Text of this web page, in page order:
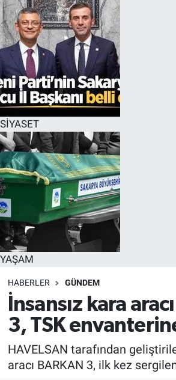
SİYASET
YAŞAM
HABERLER GÜNDEM
İnsansız kara
3, TSK
HAVELSAN tarafından
aracı BARKAN 3, ilk kez